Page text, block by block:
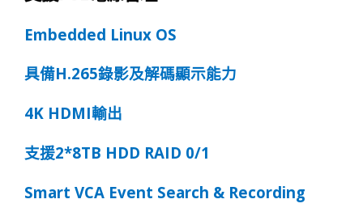
Embedded Linux OS
具備H.265錄影及解碼顯示能力
4K HDMI輸出
支援2*8TB HDD RAID 0/1
Smart VCA Event Search & Recording